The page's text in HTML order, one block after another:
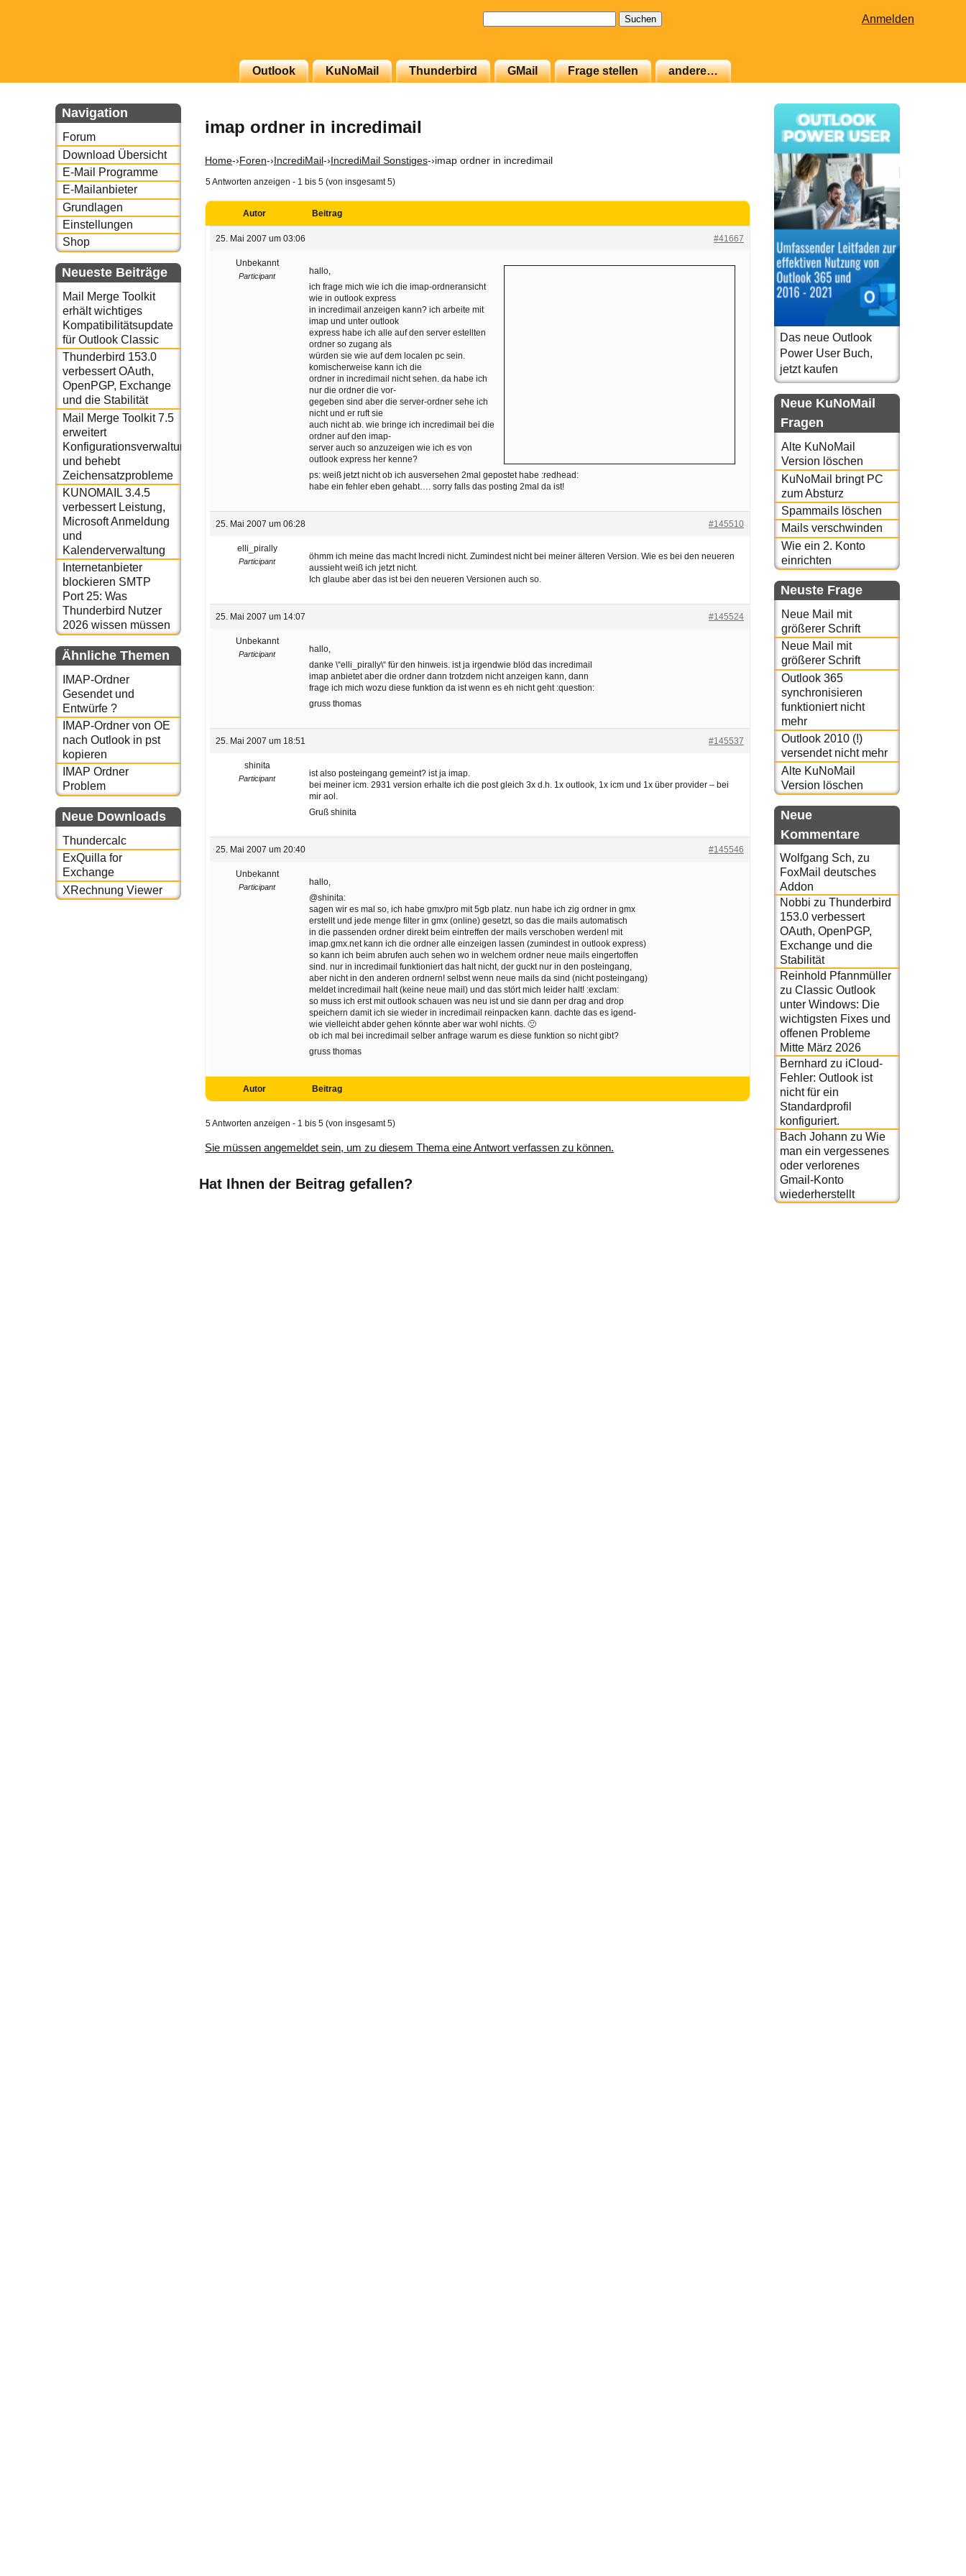
Anmelden
Outlook KuNoMail Thunderbird GMail Frage stellen andere…
Navigation
Forum
Download Übersicht
E-Mail Programme
E-Mailanbieter
Grundlagen
Einstellungen
Shop
Neueste Beiträge
Mail Merge Toolkit
erhält wichtiges
Kompatibilitätsupdate
für Outlook Classic
Thunderbird 153.0
verbessert OAuth,
OpenPGP, Exchange
und die Stabilität
Mail Merge Toolkit 7.5
erweitert
Konfigurationsverwaltung
und behebt
Zeichensatzprobleme
KUNOMAIL 3.4.5
verbessert Leistung,
Microsoft Anmeldung
und
Kalenderverwaltung
Internetanbieter
blockieren SMTP
Port 25: Was
Thunderbird Nutzer
2026 wissen müssen
Ähnliche Themen
IMAP-Ordner
Gesendet und
Entwürfe ?
IMAP-Ordner von OE
nach Outlook in pst
kopieren
IMAP Ordner
Problem
Neue Downloads
Thundercalc
ExQuilla for
Exchange
XRechnung Viewer
imap ordner in incredimail
Home-›Foren-›IncrediMail-›IncrediMail Sonstiges-›imap ordner in incredimail
5 Antworten anzeigen - 1 bis 5 (von insgesamt 5)
Autor Beitrag
25. Mai 2007 um 03:06 #41667
Unbekannt
Participant
hallo,
ich frage mich wie ich die imap-ordneransicht
wie in outlook express
in incredimail anzeigen kann? ich arbeite mit
imap und unter outlook
express habe ich alle auf den server estellten
ordner so zugang als
würden sie wie auf dem localen pc sein.
komischerweise kann ich die
ordner in incredimail nicht sehen. da habe ich
nur die ordner die vor-
gegeben sind aber die server-ordner sehe ich
nicht und er ruft sie
auch nicht ab. wie bringe ich incredimail bei die
ordner auf den imap-
server auch so anzuzeigen wie ich es von
outlook express her kenne?
ps: weiß jetzt nicht ob ich ausversehen 2mal gepostet habe :redhead:
habe ein fehler eben gehabt…. sorry falls das posting 2mal da ist!
25. Mai 2007 um 06:28 #145510
elli_pirally
Participant
öhmm ich meine das macht Incredi nicht. Zumindest nicht bei meiner älteren Version. Wie es bei den neueren
aussieht weiß ich jetzt nicht.
Ich glaube aber das ist bei den neueren Versionen auch so.
25. Mai 2007 um 14:07 #145524
Unbekannt
Participant
hallo,
danke \“elli_pirally\“ für den hinweis. ist ja irgendwie blöd das incredimail
imap anbietet aber die ordner dann trotzdem nicht anzeigen kann, dann
frage ich mich wozu diese funktion da ist wenn es eh nicht geht :question:
gruss thomas
25. Mai 2007 um 18:51 #145537
shinita
Participant
ist also posteingang gemeint? ist ja imap.
bei meiner icm. 2931 version erhalte ich die post gleich 3x d.h. 1x outlook, 1x icm und 1x über provider – bei
mir aol.
Gruß shinita
25. Mai 2007 um 20:40 #145546
Unbekannt
Participant
hallo,
@shinita:
sagen wir es mal so, ich habe gmx/pro mit 5gb platz. nun habe ich zig ordner in gmx
erstellt und jede menge filter in gmx (online) gesetzt, so das die mails automatisch
in die passenden ordner direkt beim eintreffen der mails verschoben werden! mit
imap.gmx.net kann ich die ordner alle einzeigen lassen (zumindest in outlook express)
so kann ich beim abrufen auch sehen wo in welchem ordner neue mails eingertoffen
sind. nur in incredimail funktioniert das halt nicht, der guckt nur in den posteingang,
aber nicht in den anderen ordnern! selbst wenn neue mails da sind (nicht posteingang)
meldet incredimail halt (keine neue mail) und das stört mich leider halt! :exclam:
so muss ich erst mit outlook schauen was neu ist und sie dann per drag and drop
speichern damit ich sie wieder in incredimail reinpacken kann. dachte das es igend-
wie vielleicht abder gehen könnte aber war wohl nichts. 🙁
ob ich mal bei incredimail selber anfrage warum es diese funktion so nicht gibt?
gruss thomas
Autor Beitrag
5 Antworten anzeigen - 1 bis 5 (von insgesamt 5)
Sie müssen angemeldet sein, um zu diesem Thema eine Antwort verfassen zu können.
Hat Ihnen der Beitrag gefallen?
Das neue Outlook
Power User Buch,
jetzt kaufen
Neue KuNoMail
Fragen
Alte KuNoMail
Version löschen
KuNoMail bringt PC
zum Absturz
Spammails löschen
Mails verschwinden
Wie ein 2. Konto
einrichten
Neuste Frage
Neue Mail mit
größerer Schrift
Neue Mail mit
größerer Schrift
Outlook 365
synchronisieren
funktioniert nicht
mehr
Outlook 2010 (!)
versendet nicht mehr
Alte KuNoMail
Version löschen
Neue
Kommentare
Wolfgang Sch, zu
FoxMail deutsches
Addon
Nobbi zu Thunderbird
153.0 verbessert
OAuth, OpenPGP,
Exchange und die
Stabilität
Reinhold Pfannmüller
zu Classic Outlook
unter Windows: Die
wichtigsten Fixes und
offenen Probleme
Mitte März 2026
Bernhard zu iCloud-
Fehler: Outlook ist
nicht für ein
Standardprofil
konfiguriert.
Bach Johann zu Wie
man ein vergessenes
oder verlorenes
Gmail-Konto
wiederherstellt
oder auch